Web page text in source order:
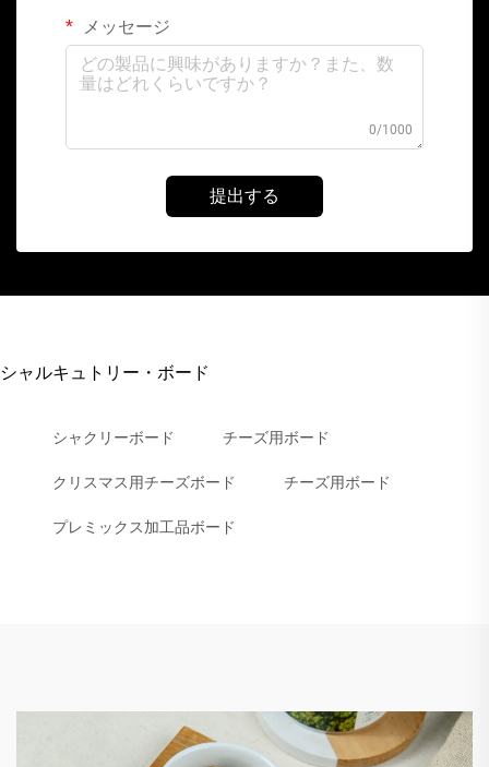
メッセージ
0/1000
提出する
シャルキュトリー・ボード
シャクリーボード チーズ用ボード
クリスマス用チーズボード チーズ用ボード
プレミックス加工品ボード